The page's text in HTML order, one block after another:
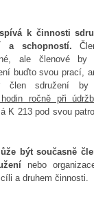
k činnosti
a schopností.
ale členové by
buďto svou prací,
člen sdružení by
ročně při
K 213 pod svou
být současně
nebo
a druhem činnosti.